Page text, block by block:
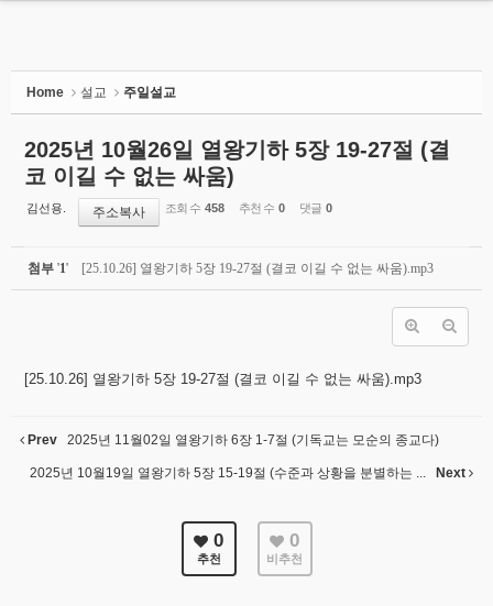
Home 설교 주일설교
2025년 10월26일 열왕기하 5장 19-27절 (결
코 이길 수 없는 싸움)
김선용. 주소복사 조회 수 458 추천 수 0 댓글 0
첨부 '1' [25.10.26] 열왕기하 5장 19-27절 (결코 이길 수 없는 싸움).mp3
[25.10.26] 열왕기하 5장 19-27절 (결코 이길 수 없는 싸움).mp3
Prev 2025년 11월02일 열왕기하 6장 1-7절 (기독교는 모순의 종교다)
2025년 10월19일 열왕기하 5장 15-19절 (수준과 상황을 분별하는 ... Next
0
추천
0
비추천
HOME
설교
- 주일설교
- 권별성경공부
- Membership Course